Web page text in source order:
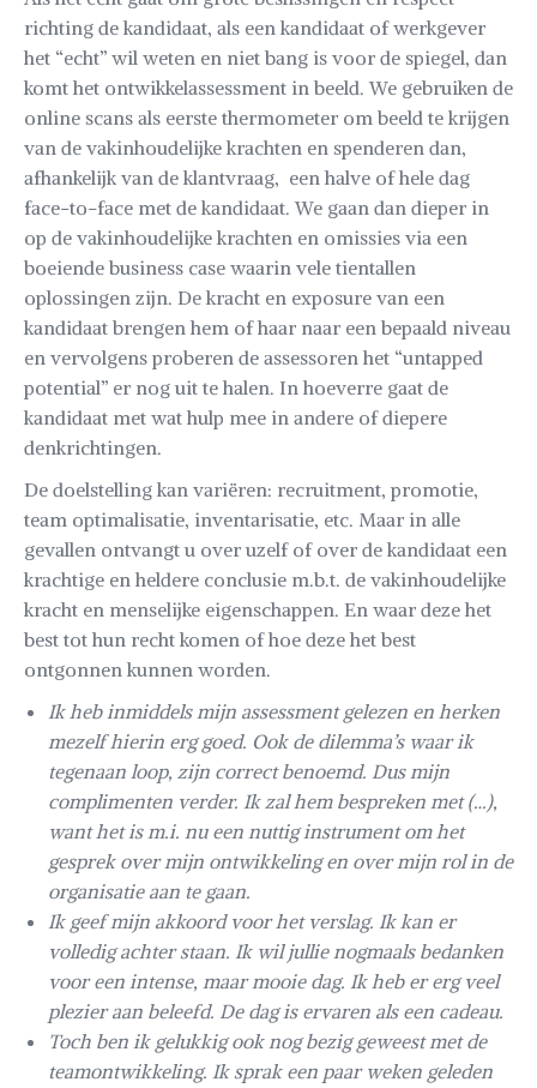
richting de kandidaat, als een kandidaat of werkgever
het “echt” wil weten en niet bang is voor de spiegel, dan
komt het ontwikkelassessment in beeld. We gebruiken de
online scans als eerste thermometer om beeld te krijgen
van de vakinhoudelijke krachten en spenderen dan,
afhankelijk van de klantvraag, een halve of hele dag
face-to-face met de kandidaat. We gaan dan dieper in
op de vakinhoudelijke krachten en omissies via een
boeiende business case waarin vele tientallen
oplossingen zijn. De kracht en exposure van een
kandidaat brengen hem of haar naar een bepaald niveau
en vervolgens proberen de assessoren het “untapped
potential” er nog uit te halen. In hoeverre gaat de
kandidaat met wat hulp mee in andere of diepere
denkrichtingen.
De doelstelling kan variëren: recruitment, promotie,
team optimalisatie, inventarisatie, etc. Maar in alle
gevallen ontvangt u over uzelf of over de kandidaat een
krachtige en heldere conclusie m.b.t. de vakinhoudelijke
kracht en menselijke eigenschappen. En waar deze het
best tot hun recht komen of hoe deze het best
ontgonnen kunnen worden.
Ik heb inmiddels mijn assessment gelezen en herken
mezelf hierin erg goed. Ook de dilemma’s waar ik
tegenaan loop, zijn correct benoemd. Dus mijn
complimenten verder. Ik zal hem bespreken met (…),
want het is m.i. nu een nuttig instrument om het
gesprek over mijn ontwikkeling en over mijn rol in de
organisatie aan te gaan.
Ik geef mijn akkoord voor het verslag. Ik kan er
volledig achter staan. Ik wil jullie nogmaals bedanken
voor een intense, maar mooie dag. Ik heb er erg veel
plezier aan beleefd. De dag is ervaren als een cadeau.
Toch ben ik gelukkig ook nog bezig geweest met de
teamontwikkeling. Ik sprak een paar weken geleden